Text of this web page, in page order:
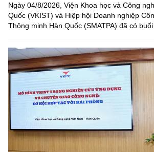
Ngày 04/8/2026, Viện Khoa học và Công
Quốc (VKIST) và Hiệp hội Doanh nghiệp
Thông minh Hàn Quốc (SMATPA) đã có buổi